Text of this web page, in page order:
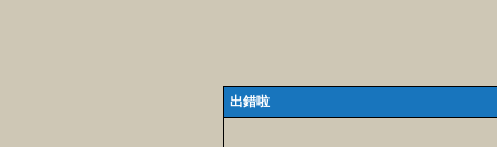
出錯啦